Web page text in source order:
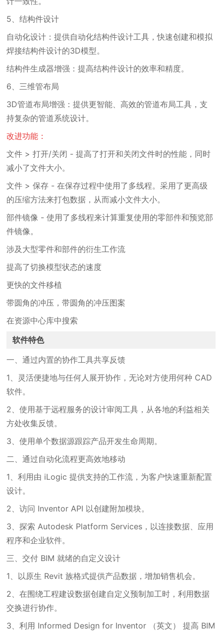
5、结构件设计
自动化设计：提供自动化结构件设计工具，快速创建和模拟
焊接结构件设计的3D模型。
结构件生成器增强：提高结构件设计的效率和精度。
6、三维管布局
3D管道布局增强：提供更智能、高效的管道布局工具，支
持复杂的管道系统设计。
改进功能：
文件 > 打开/关闭 - 提高了打开和关闭文件时的性能，同时
减小了文件大小。
文件 > 保存 - 在保存过程中使用了多线程。采用了更高级
的压缩方法来打包数据，从而减小文件大小。
部件镜像 - 使用了多线程来计算重复使用的零部件和预览部
件镜像。
涉及大型零件和部件的衍生工作流
提高了切换模型状态的速度
更快的文件移植
带圆角的冲压，带圆角的冲压图案
在资源中心库中搜索
软件特色
一、通过内置的协作工具共享反馈
1、灵活便捷地与任何人展开协作，无论对方使用何种 CAD
软件。
2、使用基于远程服务的设计审阅工具，从各地的利益相关
方处收集反馈。
3、使用单个数据源跟踪产品开发生命周期。
二、通过自动化流程更高效地移动
1、利用由 iLogic 提供支持的工作流，为客户快速重新配置
设计。
2、访问 Inventor API 以创建附加模块。
3、探索 Autodesk Platform Services，以连接数据、应用
程序和企业软件。
三、交付 BIM 就绪的自定义设计
1、以原生 Revit 族格式提供产品数据，增加销售机会。
2、在围绕工程建设数据创建自定义预制加工时，利用数据
交换进行协作。
3、利用 Informed Design for Inventor （英文） 提高 BIM